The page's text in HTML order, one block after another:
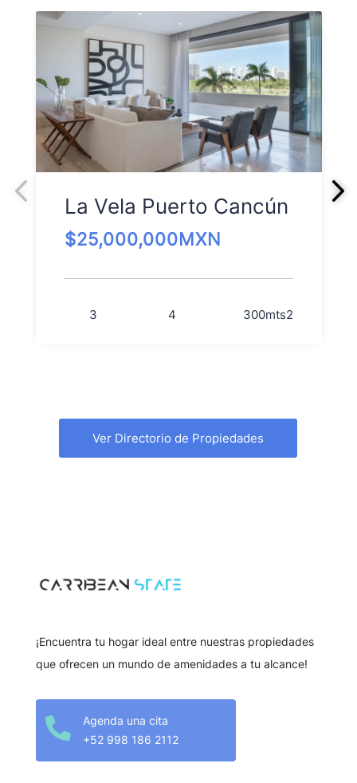
La Vela Puerto Cancún
$25,000,000MXN
3 4 300mts2
Ver Directorio de Propiedades
¡Encuentra tu hogar ideal entre nuestras propiedades
que ofrecen un mundo de amenidades a tu alcance!

Agenda una cita
+52 998 186 2112